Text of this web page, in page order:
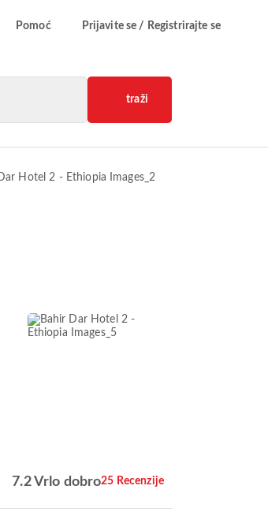
Pomoć Prijavite se / Registrirajte se
traži
7.2 Vrlo dobro25 Recenzije